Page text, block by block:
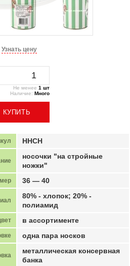
Узнать цену
Не менее 1 шт
Наличие: Много
КУПИТЬ
ННСН
носочки "на стройные
ножки"
36 — 40
80% - хлопок; 20% -
полиамид
в ассортименте
одна пара носков
металлическая консервная
банка